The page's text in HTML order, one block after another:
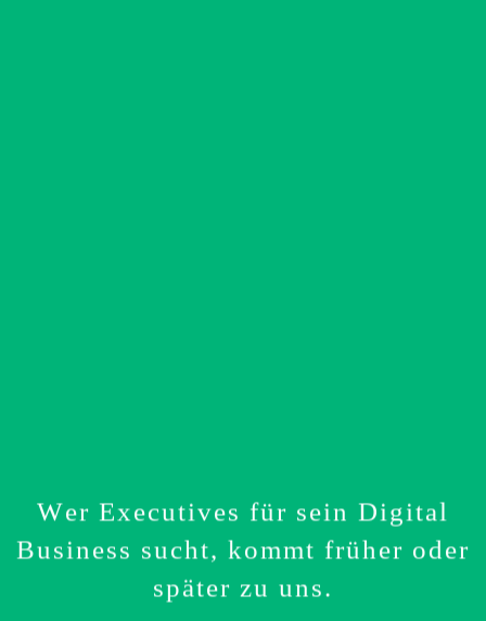
Wer Executives für sein Digital
Business sucht, kommt früher oder
später zu uns.